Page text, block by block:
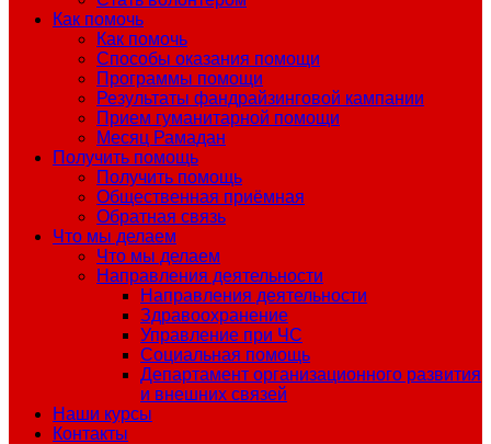
Как помочь
Как помочь
Способы оказания помощи
Программы помощи
Результаты фандрайзинговой кампании
Прием гуманитарной помощи
Месяц Рамадан
Получить помощь
Получить помощь
Общественная приёмная
Обратная связь
Что мы делаем
Что мы делаем
Направления деятельности
Направления деятельности
Здравоохранение
Управление при ЧС
Социальная помощь
Департамент организационного развития
и внешних связей
Наши курсы
Контакты